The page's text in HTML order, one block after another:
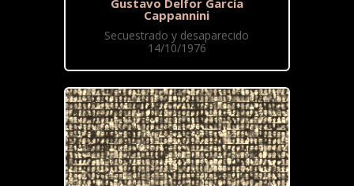
Gustavo Delfor García
Cappannini
Secuestrado y desaparecido
14/10/1976